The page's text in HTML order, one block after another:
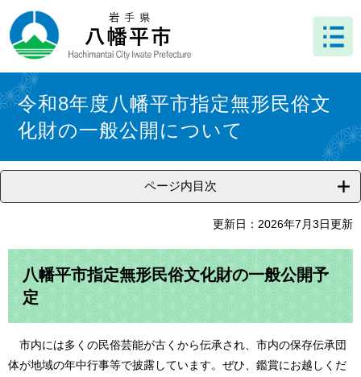
ー
ジ
先
頭
で
ニ
ュ
を
飛
ば
本
文
文 令和8年度八幡平市指定無形民俗文
化財の一般公開について
ページ内目次
更新日：2026年7月3日更新
八幡平市指定無形民俗文化財の一般公開予
定
市内には多くの民俗芸能が古くから伝承され、市内の保存伝承団
体が地域の年中行事等で披露しています。ぜひ、鑑賞にお越しくだ